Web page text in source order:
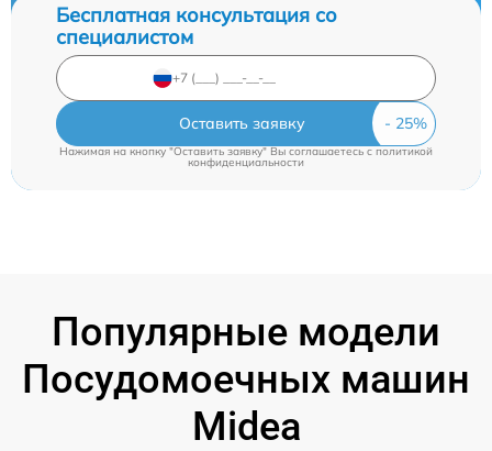
Бесплатная консультация со
специалистом
Оставить заявку
Нажимая на кнопку "Оставить заявку" Вы соглашаетесь cполитикой
конфиденциальности
Популярные модели
Посудомоечных машин
Midea